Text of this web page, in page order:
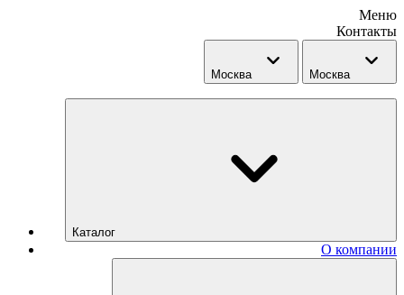
Меню
Контакты
Москва Москва
Каталог
О компании